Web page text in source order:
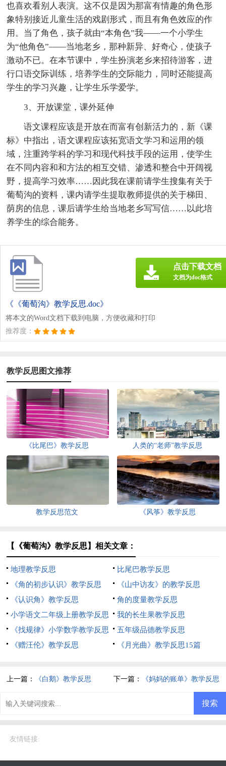
也喜欢看别人表演。这不仅是因为那富有情趣的角色形
象特别接近儿童生活的戏剧形式，而且有角色效应的作
用。当了角色，孩子就由“本角色”我——一个小学生
为“他角色”——当地老乡，那种新异、好奇心，使孩子
激动不已。在本节课中，学生扮演老乡来招待游客，进
行口语交际训练，培养学生的交际能力，同时还能提高
学生的学习兴趣，让学生乐学爱学。
3、开放课堂，课外延伸
语文课程应该是开放在而富有创新活力的，新《课
标》中指出，语文课程应该拓宽语文学习和运用的领
域，注重跨学科的学习和现代科技手段的运用，使学生
在不同内容和和方法的相互交错、渗透和整合中开阔视
野，提高学习效率……因此我在课前请学生搜集有关于
葡萄沟的资料，课内请学生提取教师提供的关于梯田、
荫房的信息，课后请学生给当地老乡写写信……以此培
养学生的综合能务。
《《葡萄沟》教学反思.doc》
将本文的Word文档下载到电脑，方便收藏和打印
推荐度：
点击下载文档
文档为doc格式
教学反思图文推荐
《比尾巴》教学反思 人类的“老师”教学反思
教学反思范文 《风筝》教学反思
【《葡萄沟》教学反思】相关文章：
地理教学反思
比尾巴教学反思
《角的初步认识》教学反思
《山中访友》的教学反思
《认识角》教学反思
角的度量教学反思
小学语文二年级上册教学反思
我的长生果教学反思
《找规律》小学数学教学反思
五年级品德教学反思
《赠汪伦》教学反思
《月光曲》教学反思15篇
上一篇： 《白鹅》教学反思 下一篇： 《妈妈的账单》教学反思
友情链接: